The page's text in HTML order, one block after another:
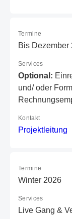
Termine
Bis Dezember
Services
Optional:
und/ oder
Kontakt
Projektleitung
Termine
Winter 2026
Services
Live Gang &